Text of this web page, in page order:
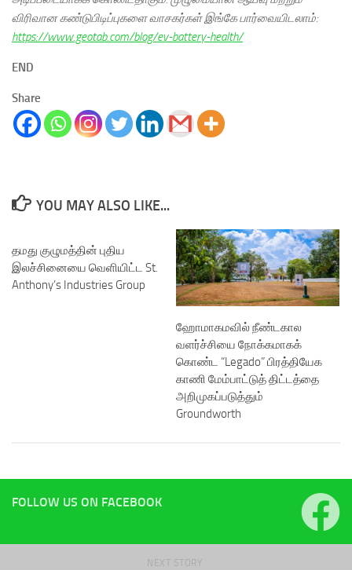
விரிவான கண்டுபிடிப்புகளை வாசகர்கள் இங்கே பார்வையிடலாம்:
https://www.geotab.com/blog/ev-battery-health/
END
Share
YOU MAY ALSO LIKE...
தமது குழுமத்தின் புதிய
இலச்சினையை வெளியிட்ட St.
Anthony’s Industries Group
ஹோமாகமவில் நீண்டகால
வளர்ச்சியை நோக்கமாகக்
கொண்ட “Legado” பிரத்தியேக
காணி மேம்பாட்டுத் திட்டத்தை
அறிமுகப்படுத்தும்
Groundworth
FOLLOW US ON FACEBOOK
NEXT STORY